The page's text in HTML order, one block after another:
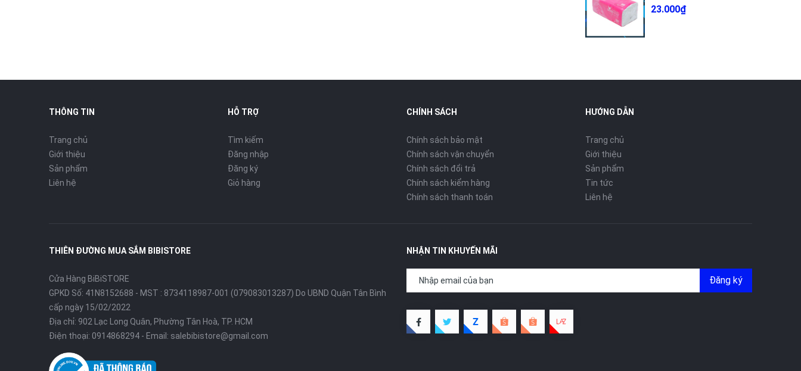
23.000₫
THÔNG TIN
Trang chủ
Giới thiệu
Sản phẩm
Liên hệ
HỖ TRỢ
Tìm kiếm
Đăng nhập
Đăng ký
Giỏ hàng
CHÍNH SÁCH
Chính sách bảo mật
Chính sách vận chuyển
Chính sách đổi trả
Chính sách kiểm hàng
Chính sách thanh toán
HƯỚNG DẪN
Trang chủ
Giới thiệu
Sản phẩm
Tin tức
Liên hệ
THIÊN ĐƯỜNG MUA SẮM BIBISTORE
Cửa Hàng BiBiSTORE
GPKD Số: 41N8152688 - MST : 8734118987-001 (079083013287) Do UBND Quận Tân Bình
cấp ngày 15/02/2022
Địa chỉ: 902 Lạc Long Quân, Phường Tân Hoà, TP. HCM
Điện thoại: 0914868294 - Email: salebibistore@gmail.com
NHẬN TIN KHUYẾN MÃI
Đăng ký